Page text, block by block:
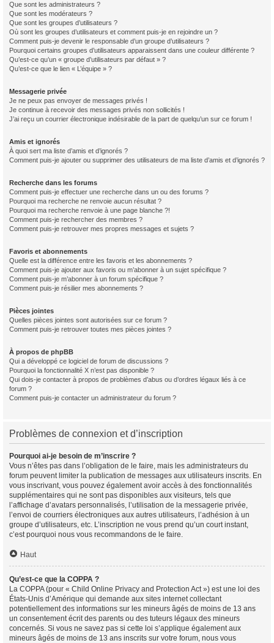
Que sont les administrateurs ?
Que sont les modérateurs ?
Que sont les groupes d’utilisateurs ?
Où sont les groupes d’utilisateurs et comment puis-je en rejoindre un ?
Comment puis-je devenir le responsable d’un groupe d’utilisateurs ?
Pourquoi certains groupes d’utilisateurs apparaissent dans une couleur différente ?
Qu’est-ce qu’un « groupe d’utilisateurs par défaut » ?
Qu’est-ce que le lien « L’équipe » ?
Messagerie privée
Je ne peux pas envoyer de messages privés !
Je continue à recevoir des messages privés non sollicités !
J’ai reçu un courrier électronique indésirable de la part de quelqu’un sur ce forum !
Amis et ignorés
À quoi sert ma liste d’amis et d’ignorés ?
Comment puis-je ajouter ou supprimer des utilisateurs de ma liste d’amis et d’ignorés ?
Recherche dans les forums
Comment puis-je effectuer une recherche dans un ou des forums ?
Pourquoi ma recherche ne renvoie aucun résultat ?
Pourquoi ma recherche renvoie à une page blanche ?!
Comment puis-je rechercher des membres ?
Comment puis-je retrouver mes propres messages et sujets ?
Favoris et abonnements
Quelle est la différence entre les favoris et les abonnements ?
Comment puis-je ajouter aux favoris ou m’abonner à un sujet spécifique ?
Comment puis-je m’abonner à un forum spécifique ?
Comment puis-je résilier mes abonnements ?
Pièces jointes
Quelles pièces jointes sont autorisées sur ce forum ?
Comment puis-je retrouver toutes mes pièces jointes ?
À propos de phpBB
Qui a développé ce logiciel de forum de discussions ?
Pourquoi la fonctionnalité X n’est pas disponible ?
Qui dois-je contacter à propos de problèmes d’abus ou d’ordres légaux liés à ce
forum ?
Comment puis-je contacter un administrateur du forum ?
Problèmes de connexion et d’inscription
Pourquoi ai-je besoin de m’inscrire ?
Vous n’êtes pas dans l’obligation de le faire, mais les administrateurs du
forum peuvent limiter la publication de messages aux utilisateurs inscrits. En
vous inscrivant, vous pouvez également avoir accès à des fonctionnalités
supplémentaires qui ne sont pas disponibles aux visiteurs, tels que
l’affichage d’avatars personnalisés, l’utilisation de la messagerie privée,
l’envoi de courriers électroniques aux autres utilisateurs, l’adhésion à un
groupe d’utilisateurs, etc. L’inscription ne vous prend qu’un court instant,
c’est pourquoi nous vous recommandons de le faire.
Haut
Qu’est-ce que la COPPA ?
La COPPA (pour « Child Online Privacy and Protection Act ») est une loi des
États-Unis d’Amérique qui demande aux sites internet collectant
potentiellement des informations sur les mineurs âgés de moins de 13 ans
un consentement écrit des parents ou des tuteurs légaux des mineurs
concernés. Si vous ne savez pas si cette loi s’applique également aux
mineurs âgés de moins de 13 ans inscrits sur votre forum, nous vous